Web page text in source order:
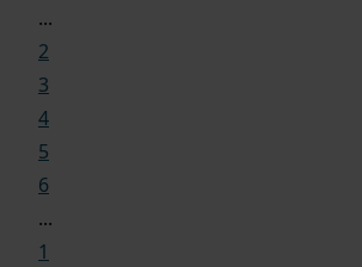
...
2
3
4
5
6
...
1